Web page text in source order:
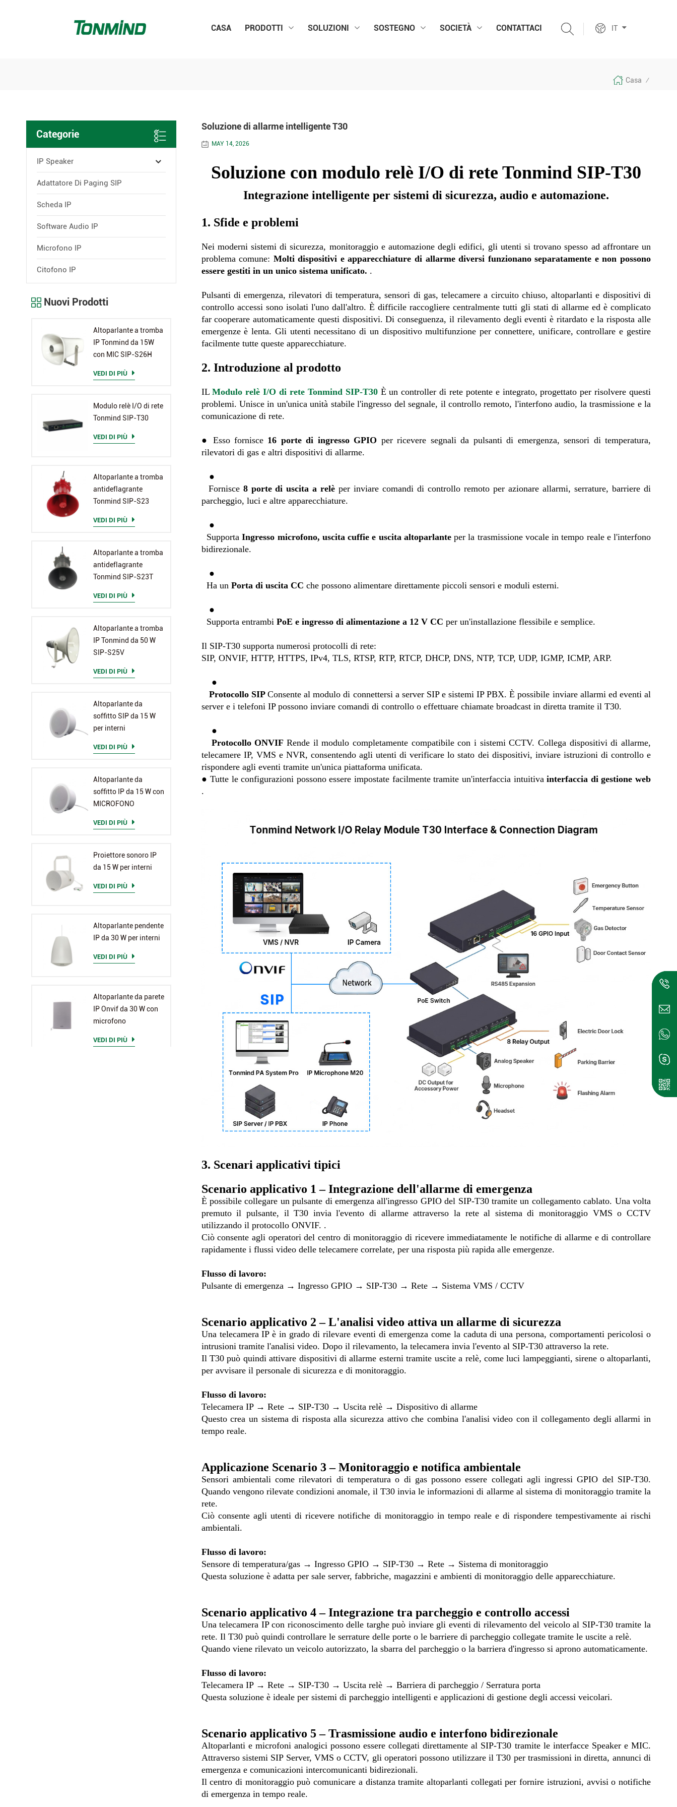
IT
CASA PRODOTTI SOLUZIONI SOSTEGNO SOCIETÀ CONTATTACI
Casa /
Categorie
IP Speaker
Adattatore Di Paging SIP
Scheda IP
Software Audio IP
Microfono IP
Citofono IP
Nuovi Prodotti
Altoparlante a tromba
IP Tonmind da 15W
con MIC SIP-S26H
VEDI DI PIÙ
Modulo relè I/O di rete
Tonmind SIP-T30
VEDI DI PIÙ
Altoparlante a tromba
antideflagrante
Tonmind SIP-S23
VEDI DI PIÙ
Altoparlante a tromba
antideflagrante
Tonmind SIP-S23T
VEDI DI PIÙ
Altoparlante a tromba
IP Tonmind da 50 W
SIP-S25V
VEDI DI PIÙ
Altoparlante da
soffitto SIP da 15 W
per interni
VEDI DI PIÙ
Altoparlante da
soffitto IP da 15 W con
MICROFONO
VEDI DI PIÙ
Proiettore sonoro IP
da 15 W per interni
VEDI DI PIÙ
Altoparlante pendente
IP da 30 W per interni
VEDI DI PIÙ
Altoparlante da parete
IP Onvif da 30 W con
microfono
VEDI DI PIÙ
Soluzione di allarme intelligente T30
MAY 14, 2026
Soluzione con modulo relè I/O di rete Tonmind SIP-T30
Integrazione intelligente per sistemi di sicurezza, audio e automazione.
1. Sfide e problemi
Nei moderni sistemi di sicurezza, monitoraggio e automazione degli edifici, gli utenti si trovano spesso ad affrontare un
problema comune: Molti dispositivi e apparecchiature di allarme diversi funzionano separatamente e non possono
essere gestiti in un unico sistema unificato. .
Pulsanti di emergenza, rilevatori di temperatura, sensori di gas, telecamere a circuito chiuso, altoparlanti e dispositivi di
controllo accessi sono isolati l'uno dall'altro. È difficile raccogliere centralmente tutti gli stati di allarme ed è complicato
far cooperare automaticamente questi dispositivi. Di conseguenza, il rilevamento degli eventi è ritardato e la risposta alle
emergenze è lenta. Gli utenti necessitano di un dispositivo multifunzione per connettere, unificare, controllare e gestire
facilmente tutte queste apparecchiature.
2. Introduzione al prodotto
ILModulo relè I/O di rete Tonmind SIP-T30 È un controller di rete potente e integrato, progettato per risolvere questi
problemi. Unisce in un'unica unità stabile l'ingresso del segnale, il controllo remoto, l'interfono audio, la trasmissione e la
comunicazione di rete.
● Essofornisce 16 porte di ingresso GPIO per ricevere segnali da pulsanti di emergenza, sensori di temperatura,
rilevatori di gas e altri dispositivi di allarme.
Fornisce 8 porte di uscita a relèper inviare comandi di controllo remoto per azionare allarmi, serrature, barriere di
parcheggio, luci e altre apparecchiature.
SupportaIngresso microfono, uscita cuffie e uscita altoparlanteper la trasmissione vocale in tempo reale e l'interfono
bidirezionale.
Ha un Porta di uscita CC che possono alimentare direttamente piccoli sensori e moduli esterni.
Supporta entrambi PoE e ingresso di alimentazione a 12 V CC per un'installazione flessibile e semplice.
Il SIP-T30 supporta numerosi protocolli di rete:
SIP, ONVIF, HTTP, HTTPS, IPv4, TLS, RTSP, RTP, RTCP, DHCP, DNS, NTP, TCP, UDP, IGMP, ICMP, ARP.
Protocollo SIPConsente al modulo di connettersi a server SIP e sistemi IP PBX. È possibile inviare allarmi ed eventi al
server e i telefoni IP possono inviare comandi di controllo o effettuare chiamate broadcast in diretta tramite il T30.
Protocollo ONVIF Rende il modulo completamente compatibile con i sistemi CCTV. Collega dispositivi di allarme,
telecamere IP, VMS e NVR, consentendo agli utenti di verificare lo stato dei dispositivi, inviare istruzioni di controllo e
rispondere agli eventi tramite un'unica piattaforma unificata.
● Tutte le configurazioni possono essere impostate facilmente tramite un'interfaccia intuitivainterfaccia di gestione web
.
3. Scenari applicativi tipici
Scenario applicativo 1 – Integrazione dell'allarme di emergenza
È possibile collegare un pulsante di emergenza all'ingresso GPIO del SIP-T30 tramite un collegamento cablato. Una volta
premuto il pulsante, il T30 invia l'evento di allarme attraverso la rete al sistema di monitoraggio VMS o CCTV
utilizzando il protocollo ONVIF. .
Ciò consente agli operatori del centro di monitoraggio di ricevere immediatamente le notifiche di allarme e di controllare
rapidamente i flussi video delle telecamere correlate, per una risposta più rapida alle emergenze.
Flusso di lavoro:
Pulsante di emergenza → Ingresso GPIO → SIP-T30 → Rete → Sistema VMS / CCTV
Scenario applicativo 2 – L'analisi video attiva un allarme di sicurezza
Una telecamera IP è in grado di rilevare eventi di emergenza come la caduta di una persona, comportamenti pericolosi o
intrusioni tramite l'analisi video. Dopo il rilevamento, la telecamera invia l'evento al SIP-T30 attraverso la rete.
Il T30 può quindi attivare dispositivi di allarme esterni tramite uscite a relè, come luci lampeggianti, sirene o altoparlanti,
per avvisare il personale di sicurezza e di monitoraggio.
Flusso di lavoro:
Telecamera IP → Rete → SIP-T30 → Uscita relè → Dispositivo di allarme
Questo crea un sistema di risposta alla sicurezza attivo che combina l'analisi video con il collegamento degli allarmi in
tempo reale.
Applicazione Scenario 3 – Monitoraggio e notifica ambientale
Sensori ambientali come rilevatori di temperatura o di gas possono essere collegati agli ingressi GPIO del SIP-T30.
Quando vengono rilevate condizioni anomale, il T30 invia le informazioni di allarme al sistema di monitoraggio tramite la
rete.
Ciò consente agli utenti di ricevere notifiche di monitoraggio in tempo reale e di rispondere tempestivamente ai rischi
ambientali.
Flusso di lavoro:
Sensore di temperatura/gas → Ingresso GPIO → SIP-T30 → Rete → Sistema di monitoraggio
Questa soluzione è adatta per sale server, fabbriche, magazzini e ambienti di monitoraggio delle apparecchiature.
Scenario applicativo 4 – Integrazione tra parcheggio e controllo accessi
Una telecamera IP con riconoscimento delle targhe può inviare gli eventi di rilevamento del veicolo al SIP-T30 tramite la
rete. Il T30 può quindi controllare le serrature delle porte o le barriere di parcheggio collegate tramite le uscite a relè.
Quando viene rilevato un veicolo autorizzato, la sbarra del parcheggio o la barriera d'ingresso si aprono automaticamente.
Flusso di lavoro:
Telecamera IP → Rete → SIP-T30 → Uscita relè → Barriera di parcheggio / Serratura porta
Questa soluzione è ideale per sistemi di parcheggio intelligenti e applicazioni di gestione degli accessi veicolari.
Scenario applicativo 5 – Trasmissione audio e interfono bidirezionale
Altoparlanti e microfoni analogici possono essere collegati direttamente al SIP-T30 tramite le interfacce Speaker e MIC.
Attraverso sistemi SIP Server, VMS o CCTV, gli operatori possono utilizzare il T30 per trasmissioni in diretta, annunci di
emergenza e comunicazioni intercomunicanti bidirezionali.
Il centro di monitoraggio può comunicare a distanza tramite altoparlanti collegati per fornire istruzioni, avvisi o notifiche
di emergenza in tempo reale.